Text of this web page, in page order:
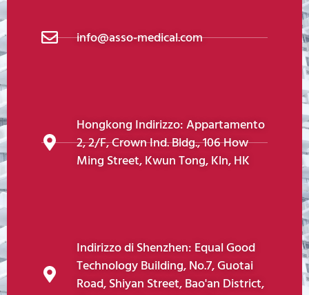
info@asso-medical.com
Hongkong Indirizzo: Appartamento
2, 2/F, Crown Ind. Bldg., 106 How
Ming Street, Kwun Tong, Kln, HK
Indirizzo di Shenzhen: Equal Good
Technology Building, No.7, Guotai
Road, Shiyan Street, Bao'an District,